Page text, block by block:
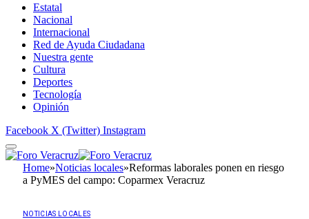
Estatal
Nacional
Internacional
Red de Ayuda Ciudadana
Nuestra gente
Cultura
Deportes
Tecnología
Opinión
Facebook X (Twitter) Instagram
Home»Noticias locales»Reformas laborales ponen en riesgo
a PyMES del campo: Coparmex Veracruz
NOTICIAS LOCALES